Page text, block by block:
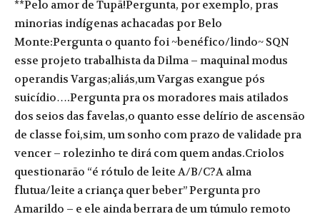
**Pelo amor de Tupã!Pergunta, por exemplo, pras
minorias indígenas achacadas por Belo
Monte:Pergunta o quanto foi ~benéfico/lindo~ SQN
esse projeto trabalhista da Dilma – maquinal modus
operandis Vargas;aliás,um Vargas exangue pós
suicídio….Pergunta pra os moradores mais atilados
dos seios das favelas,o quanto esse delírio de ascensão
de classe foi,sim, um sonho com prazo de validade pra
vencer – rolezinho te dirá com quem andas.Criolos
questionarão “é rótulo de leite A/B/C?A alma
flutua/leite a criança quer beber” Pergunta pro
Amarildo – e ele ainda berrara de um túmulo remoto